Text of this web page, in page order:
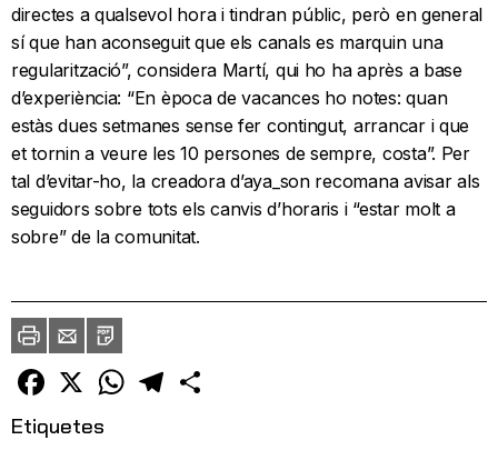
directes a qualsevol hora i tindran públic, però en general
sí que han aconseguit que els canals es marquin una
regularització”, considera Martí, qui ho ha après a base
d’experiència: “En època de vacances ho notes: quan
estàs dues setmanes sense fer contingut, arrancar i que
et tornin a veure les 10 persones de sempre, costa”. Per
tal d’evitar-ho, la creadora d’aya_son recomana avisar als
seguidors sobre tots els canvis d’horaris i “estar molt a
sobre” de la comunitat.
ImprimirEnvia
un
amic
PDF
Facebook
X WhatsAppTelegram
Etiquetes